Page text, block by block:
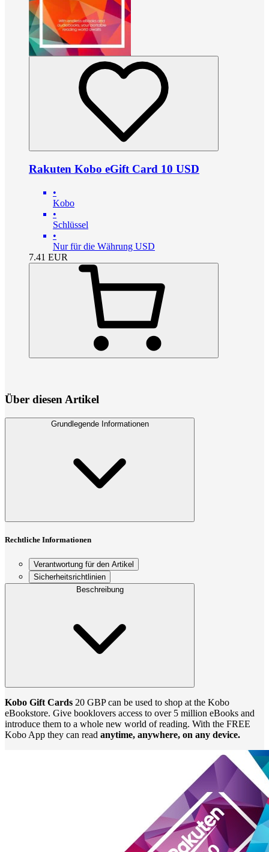
Rakuten Kobo eGift Card 10 USD
•
Kobo
•
Schlüssel
•
Nur für die Währung USD
7.41 EUR
Über diesen Artikel
Grundlegende Informationen
Rechtliche Informationen
Verantwortung für den Artikel
Sicherheitsrichtlinien
Beschreibung
Kobo Gift Cards 20 GBP can be used to shop at the Kobo
eBookstore. Give booklovers access to over 5 million eBooks and
introduce them to a whole new world of reading. With the FREE
Kobo App they can read anytime, anywhere, on any device.